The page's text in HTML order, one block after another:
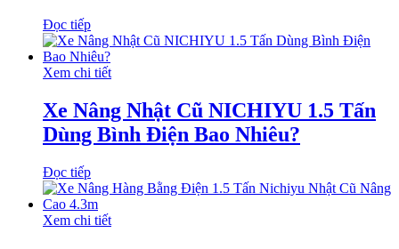
Đọc tiếp
Xem chi tiết
Xe Nâng Nhật Cũ NICHIYU 1.5 Tấn
Dùng Bình Điện Bao Nhiêu?
Đọc tiếp
Xem chi tiết